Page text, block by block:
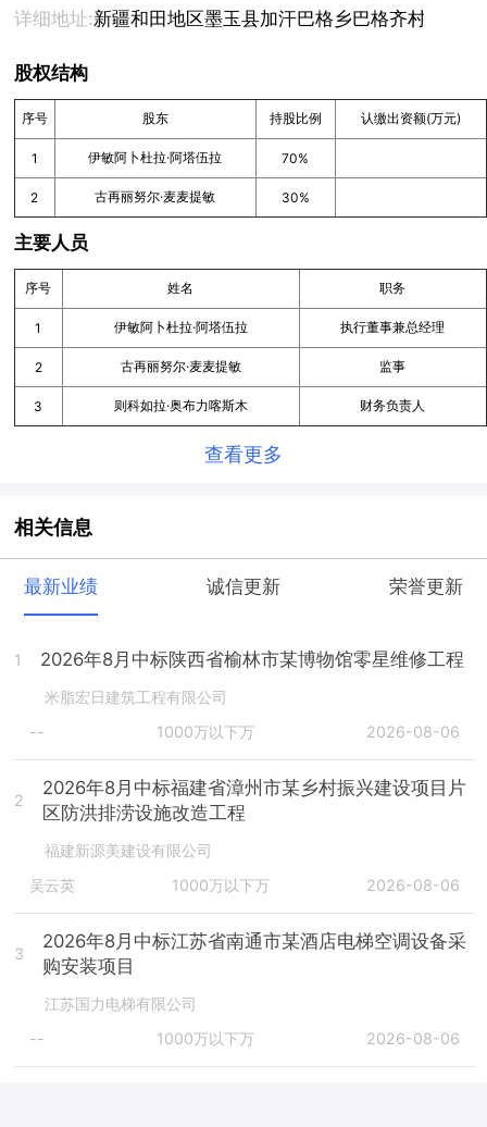
详细地址:新疆和田地区墨玉县加汗巴格乡巴格齐村98号
股权结构
序号 股东 持股比例 认缴出资额(万元)
1 伊敏阿卜杜拉·阿塔伍拉 70%
2 古再丽努尔·麦麦提敏 30%
主要人员
序号 姓名 职务
1 伊敏阿卜杜拉·阿塔伍拉 执行董事兼总经理
2 古再丽努尔·麦麦提敏 监事
3 则科如拉·奥布力喀斯木 财务负责人
查看更多
相关信息
最新业绩 诚信更新 荣誉更新
1 2026年8月中标陕西省榆林市某博物馆零星维修工程
米脂宏日建筑工程有限公司
--
1000万以下万 2026-08-06
2
2026年8月中标福建省漳州市某乡村振兴建设项目片
区防洪排涝设施改造工程
福建新源美建设有限公司
吴云英
1000万以下万 2026-08-06
3
2026年8月中标江苏省南通市某酒店电梯空调设备采
购安装项目
江苏国力电梯有限公司
--
1000万以下万 2026-08-06